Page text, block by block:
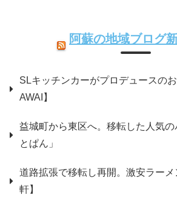
阿蘇の地域ブログ
SLキッチンカーがプロデュースの
AWAI】
益城町から東区へ。移転した人気
とぱん」
道路拡張で移転し再開。激安ラー
軒】